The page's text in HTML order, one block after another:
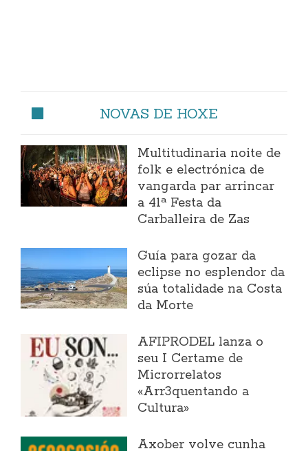
NOVAS DE HOXE
Multitudinaria noite de
folk e electrónica de
vangarda par arrincar
a 41ª Festa da
Carballeira de Zas
Guía para gozar da
eclipse no esplendor da
súa totalidade na Costa
da Morte
AFIPRODEL lanza o
seu I Certame de
Microrrelatos
«Arr3quentando a
Cultura»
Axober volve cunha